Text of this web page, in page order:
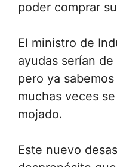
poder comprar
El ministro de
ayudas serían
pero ya
muchas veces
mojado.
Este nuevo